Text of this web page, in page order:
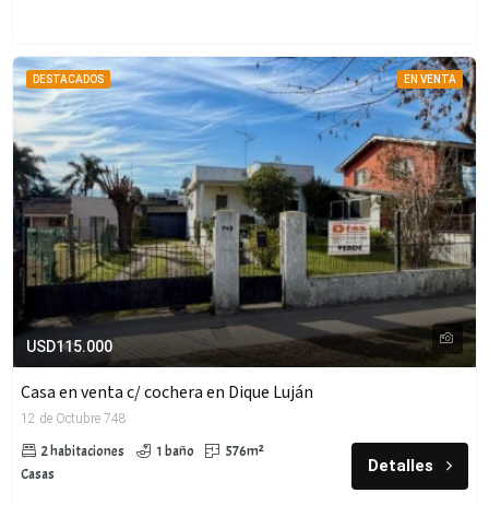
DESTACADOS EN VENTA
USD115.000
Casa en venta c/ cochera en Dique Luján
12 de Octubre 748
2 habitaciones 1 baño
576m²
Casas
Detalles